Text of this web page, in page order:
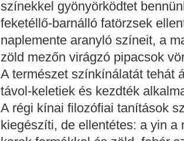
színekkel gyönyörködtet
feketéllő-barnálló fatörzsek
naplemente aranyló színeit, a
zöld mezőn virágzó pipacsok
A természet színkínálatát tehát
távol-keletiek és kezdték
A régi kínai filozófiai tanítások
kiegészíti, de ellentétes: a yin